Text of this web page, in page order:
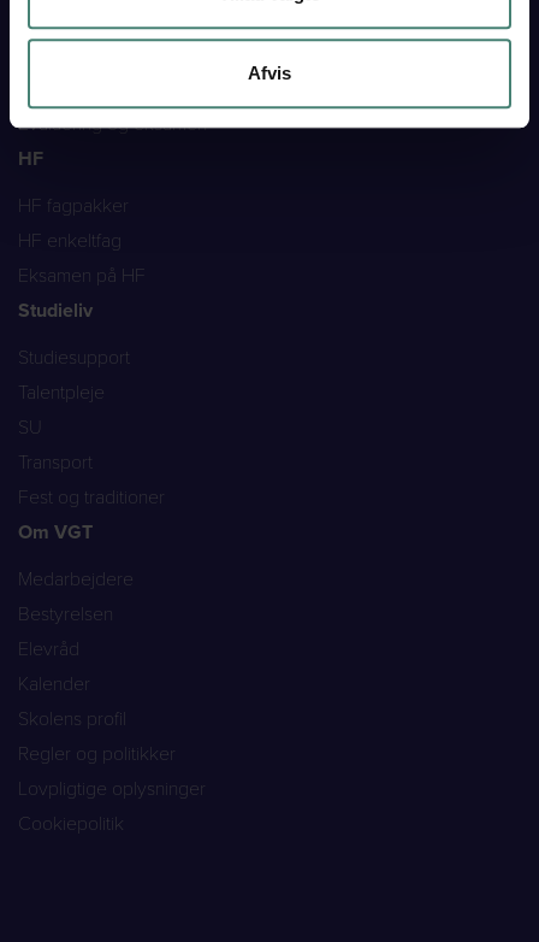
Afvis
Evaluering og eksamen
HF
HF fagpakker
HF enkeltfag
Eksamen på HF
Studieliv
Studiesupport
Talentpleje
SU
Transport
Fest og traditioner
Om VGT
Medarbejdere
Bestyrelsen
Elevråd
Kalender
Skolens profil
Regler og politikker
Lovpligtige oplysninger
Cookiepolitik